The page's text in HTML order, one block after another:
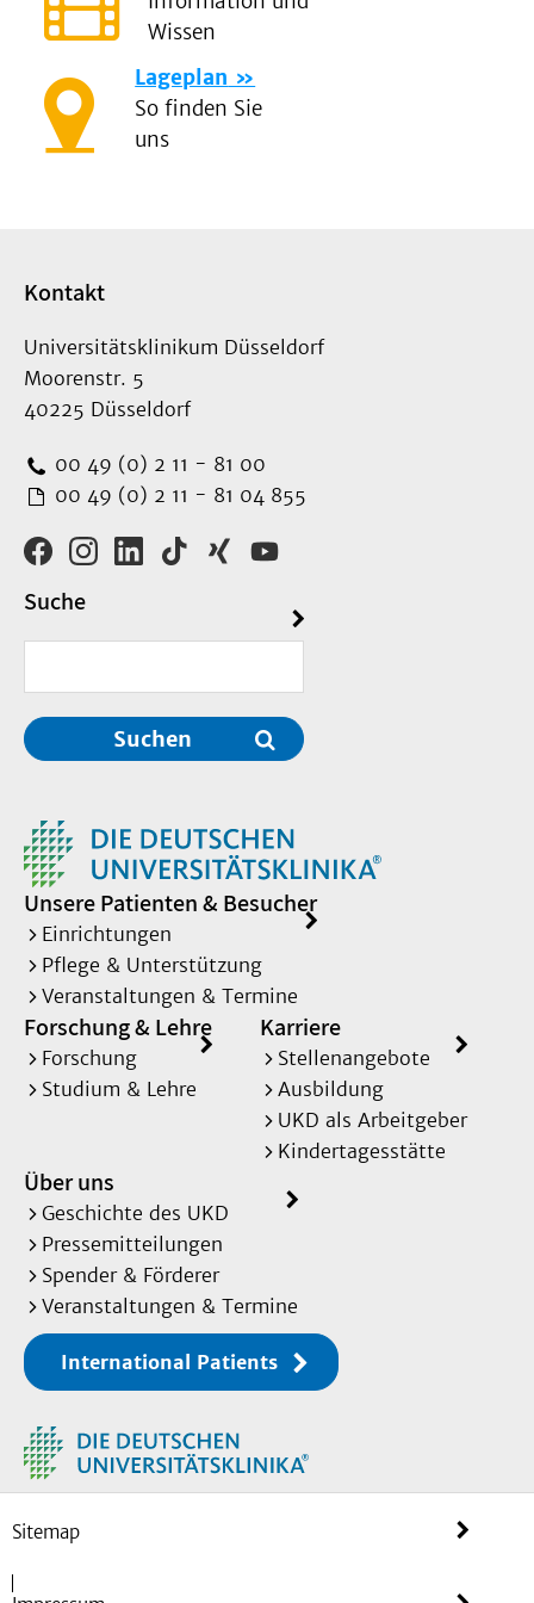
Wissen
Lageplan
So finden Sie
uns
Kontakt
Universitätsklinikum Düsseldorf
Moorenstr. 5
40225 Düsseldorf
00 49 (0) 2 11 - 81 00
00 49 (0) 2 11 - 81 04 855
Suche
Suchen
Unsere Patienten & Besucher
Einrichtungen
Pflege & Unterstützung
Veranstaltungen & Termine
Forschung & Lehre
Forschung
Studium & Lehre
Karriere
Stellenangebote
Ausbildung
UKD als Arbeitgeber
Kindertagesstätte
Über uns
Geschichte des UKD
Pressemitteilungen
Spender & Förderer
Veranstaltungen & Termine
International Patients
Sitemap